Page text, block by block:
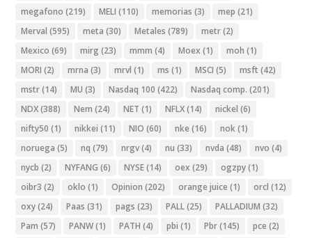
megafono (219) MELI (110) memorias (3) mep (21)
Merval (595) meta (30) Metales (789) metr(2)
Mexico (69) mirg (23) mmm (4) Moex (1) moh (1)
MORI (2) mrna (3) mrvl (1) ms (1) MSCI (5) msft (42)
mstr(14) MU (3) Nasdaq 100 (422) Nasdaq comp. (201)
NDX(388) Nem (24) NET (1) NFLX(14) nickel (6)
nifty50 (1) nikkei (11) NIO (60) nke (16) nok(1)
noruega (5) nq (79) nrgv(4) nu (33) nvda (48) nvo (4)
nycb (2) NYFANG (6) NYSE(14) oex (29) ogzpy(1)
oibr3 (2) oklo (1) Opinion (202) orange juice (1) orcl (12)
oxy(24) Paas (31) pags (23) PALL(25) PALLADIUM (32)
Pam (57) PANW(1) PATH (4) pbi (1) Pbr(145) pce (2)